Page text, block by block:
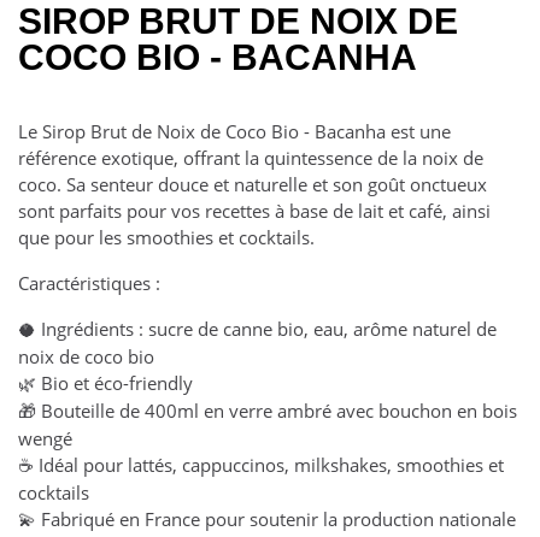
SIROP BRUT DE NOIX DE
COCO BIO - BACANHA
Le Sirop Brut de Noix de Coco Bio - Bacanha est une
référence exotique, offrant la quintessence de la noix de
coco. Sa senteur douce et naturelle et son goût onctueux
sont parfaits pour vos recettes à base de lait et café, ainsi
que pour les smoothies et cocktails.
Caractéristiques :
🥥 Ingrédients : sucre de canne bio, eau, arôme naturel de
noix de coco bio
🌿 Bio et éco-friendly
🎁 Bouteille de 400ml en verre ambré avec bouchon en bois
wengé
☕ Idéal pour lattés, cappuccinos, milkshakes, smoothies et
cocktails
💫 Fabriqué en France pour soutenir la production nationale